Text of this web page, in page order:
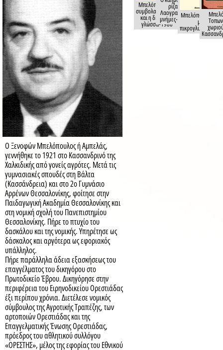
Ο Ξενοφών Μπελόπουλος ή Αμπελάς,
γεννήθηκε το 1921 στο Κασσανδρινό της
Χαλκιδικής από γονείς αγρότες. Μετά τις
γυμνασιακές σπουδές στη Βάλτα
(Κασσάνδρεια) και στο 2ο Γυμνάσιο
Αρρένων Θεσσαλονίκης, φοίτησε στην
Παιδαγωγική Ακαδημία Θεσσαλονίκης και
στη νομική σχολή του Πανεπιστημίου
Θεσσαλονίκης. Πήρε το πτυχίο του
δασκάλου και της νομικής. Υπηρέτησε ως
δάσκαλος και αργότερα ως εφοριακός
υπάλληλος.
Πήρε παράλληλα άδεια εξασκήσεως του
επαγγέλματος του δικηγόρου στο
Πρωτοδικείο Έβρου. Δικηγόρησε στην
περιφέρεια του Ειρηνοδικείου Ορεστιάδας
έξι περίπου χρόνια. Διετέλεσε νομικός
σύμβουλος της Αγροτικής Τραπέζης, των
αρτοποιών Ορεστιάδας και της
Επαγγελματικής Ένωσης Ορεστιάδας,
πρόεδρος του αθλητικού συλλόγου
«ΟΡΕΣΤΗΣ», μέλος της εφορίας του Εθνικού